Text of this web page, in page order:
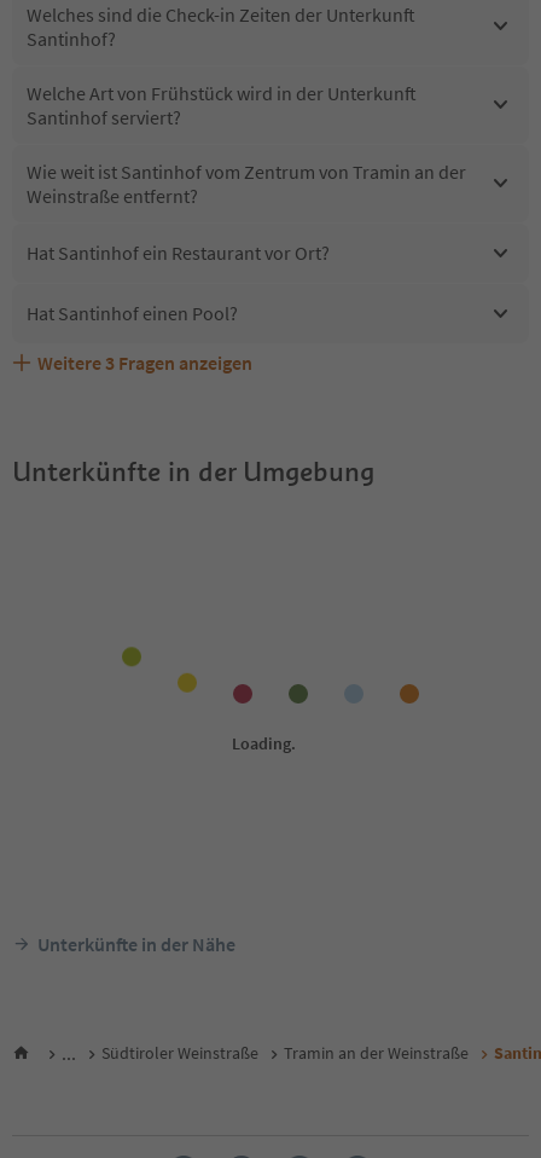
Welches sind die Check-in Zeiten der Unterkunft
Santinhof?
Welche Art von Frühstück wird in der Unterkunft
Santinhof serviert?
Wie weit ist Santinhof vom Zentrum von Tramin an der
Weinstraße entfernt?
Hat Santinhof ein Restaurant vor Ort?
Hat Santinhof einen Pool?
Sind Haustiere in der Unterkunft Santinhof erlaubt?
Welche Services bietet Santinhof?
Erhalten die Gäste von Santinhof einen Südtirol
Weitere 3 Fragen anzeigen
Unterkünfte in der Umgebung
Unterkünfte in der Nähe
... Südtiroler Weinstraße Tramin an der Weinstraße